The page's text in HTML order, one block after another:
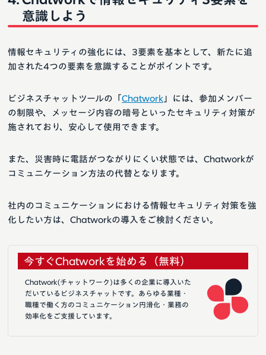
意識しよう
情報セキュリティの強化には、3要素を基本として、新たに追
加された4つの要素を意識することがポイントです。
ビジネスチャットツールの「 Chatwork 」には、参加メンバー
の制限や、メッセージ内容の暗号といったセキュリティ対策が
施されており、安心して使用できます。
また、災害時に電話がつながりにくい状態では、Chatworkが
コミュニケーション方法の代替となります。
社内のコミュニケーションにおける情報セキュリティ対策を強
化したい方は、Chatworkの導入をご検討ください。
今すぐChatworkを始める（無料）
Chatwork(チャットワーク)は多くの企業に導入いた
だいているビジネスチャットです。あらゆる業種・
職種で働く方のコミュニケーション円滑化・業務の
効率化をご支援しています。